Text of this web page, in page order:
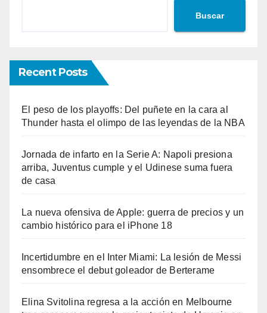
Buscar
Recent Posts
El peso de los playoffs: Del puñete en la cara al
Thunder hasta el olimpo de las leyendas de la NBA
Jornada de infarto en la Serie A: Napoli presiona
arriba, Juventus cumple y el Udinese suma fuera
de casa
La nueva ofensiva de Apple: guerra de precios y un
cambio histórico para el iPhone 18
Incertidumbre en el Inter Miami: La lesión de Messi
ensombrece el debut goleador de Berterame
Elina Svitolina regresa a la acción en Melbourne